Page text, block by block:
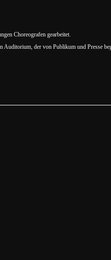
Choreografen gearbeitet.
Auditorium, der von Publikum und Presse